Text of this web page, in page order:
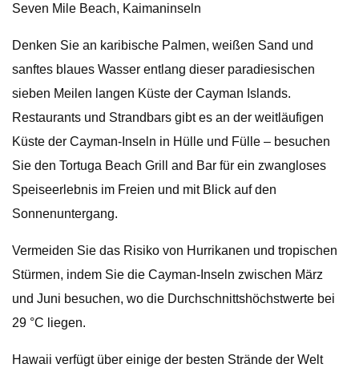
Seven Mile Beach, Kaimaninseln
Denken Sie an karibische Palmen, weißen Sand und
sanftes blaues Wasser entlang dieser paradiesischen
sieben Meilen langen Küste der Cayman Islands.
Restaurants und Strandbars gibt es an der weitläufigen
Küste der Cayman-Inseln in Hülle und Fülle – besuchen
Sie den Tortuga Beach Grill and Bar für ein zwangloses
Speiseerlebnis im Freien und mit Blick auf den
Sonnenuntergang.
Vermeiden Sie das Risiko von Hurrikanen und tropischen
Stürmen, indem Sie die Cayman-Inseln zwischen März
und Juni besuchen, wo die Durchschnittshöchstwerte bei
29 °C liegen.
Hawaii verfügt über einige der besten Strände der Welt